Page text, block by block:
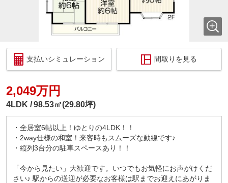
支払いシミュレーション 間取りを見る
2,049万円
4LDK 98.53㎡(29.80坪)
・全居室6帖以上！ゆとりの4LDK！！
・2way仕様の和室！来客時もスムーズな動線です♪
・縦列3台分の駐車スペースあり！！
「今から見たい」大歓迎です。いつでもお気軽にお声がけくだ
さい♪ 駅からの送迎が必要なお客様は駅までお迎えにあがりま